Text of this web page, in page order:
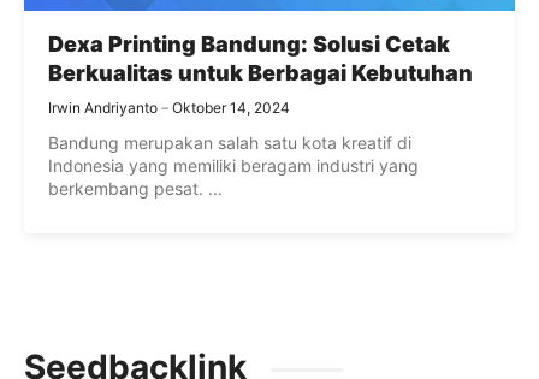
Dexa Printing Bandung: Solusi Cetak
Berkualitas untuk Berbagai Kebutuhan
Irwin Andriyanto Oktober 14, 2024
Bandung merupakan salah satu kota kreatif di
Indonesia yang memiliki beragam industri yang
berkembang pesat. ...
Seedbacklink